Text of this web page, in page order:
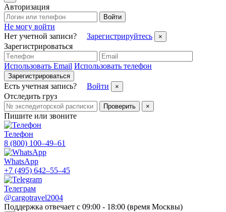
Авторизация
Войти
Не могу войти
Нет учетной записи?
Зарегистрируйтесь ×
Зарегистрироваться
Использовать Email Использовать телефон
Зарегистрироваться
Есть учетная запись? Войти ×
Отследить груз
Проверить ×
Пишите или звоните
Телефон
8 (800) 100–49–61
WhatsApp
+7 (495) 642–55–45
Телеграм
@cargotravel2004
Поддержка отвечает с 09:00 - 18:00 (время Москвы)